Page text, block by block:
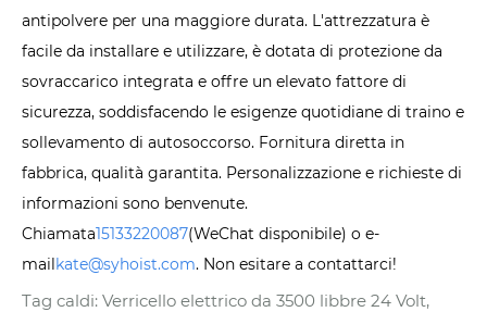
antipolvere per una maggiore durata. L'attrezzatura è
facile da installare e utilizzare, è dotata di protezione da
sovraccarico integrata e offre un elevato fattore di
sicurezza, soddisfacendo le esigenze quotidiane di traino e
sollevamento di autosoccorso. Fornitura diretta in
fabbrica, qualità garantita. Personalizzazione e richieste di
informazioni sono benvenute.
Chiamata15133220087(WeChat disponibile) o e-
mail kate@syhoist.com. Non esitare a contattarci!
Tag caldi: Verricello elettrico da 3500 libbre 24 Volt,